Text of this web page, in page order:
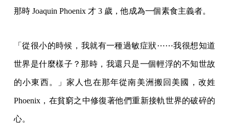
那時 Joaquin Phoenix 才 3 歲，他成為一個素食主義者。
「從很小的時候，我就有一種過敏症狀⋯⋯我很想知道
世界是什麼樣子？那時，我還只是一個輕浮的不知世故
的小東西。」家人也在那年從南美洲搬回美國，改姓
Phoenix，在貧窮之中修復著他們重新接軌世界的破碎的
心。